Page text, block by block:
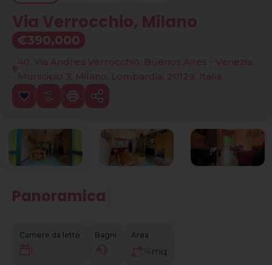
Via Verrocchio, Milano
€390,000
40, Via Andrea Verrocchio, Buenos Aires - Venezia,
Municipio 3, Milano, Lombardia, 20129, Italia
Panoramica
Camere da letto
1
Bagni
1
Area
74 mq